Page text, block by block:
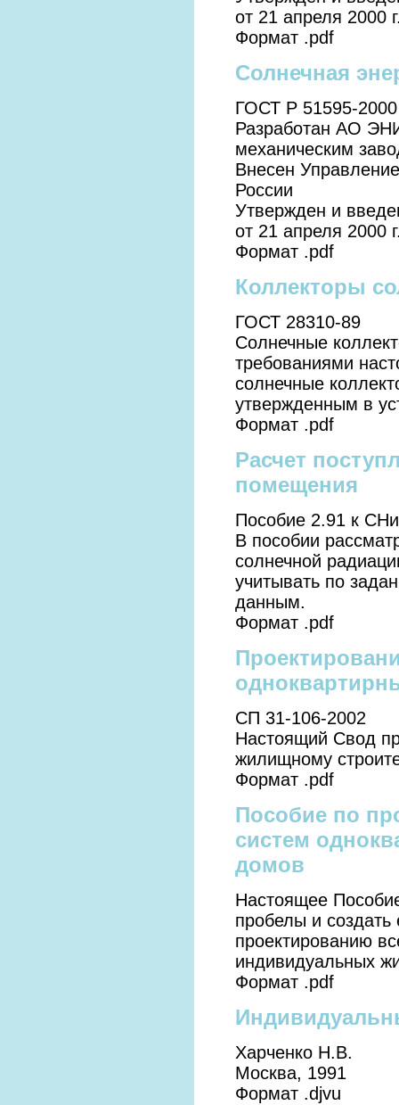
от 21 апреля 2000
Формат .pdf
Солнечная
ГОСТ Р 51595-2000
Разработан АО
механическим
Внесен
России
Утвержден и
от 21 апреля 2000
Формат .pdf
Коллекторы
ГОСТ 28310-89
Солнечные
требованиями
солнечные
утвержденным в
Формат .pdf
Расчет
помещения
Пособие 2.91 к
В пособии
солнечной
учитывать по
данным.
Формат .pdf
СП 31-106-2002
Настоящий Свод
жилищному
Формат .pdf
Пособие по
систем
домов
Настоящее
пробелы и
проектированию
индивидуальных
Формат .pdf
Харченко Н.В.
Москва, 1991
Формат .djvu